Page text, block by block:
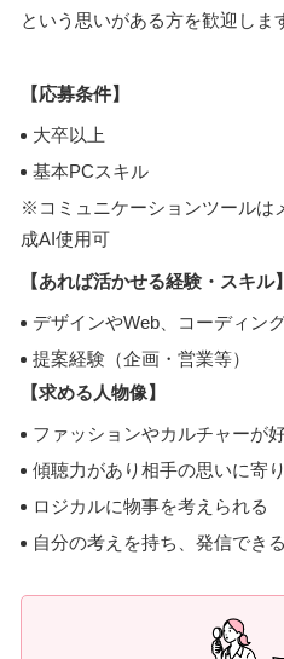
という思いがある方を歓迎しま
【応募条件】
大卒以上
基本PCスキル
※コミュニケーションツールは
成AI使用可
【あれば活かせる経験・スキル】
デザインやWeb、コーディン
提案経験（企画・営業等）
【求める人物像】
ファッションやカルチャーが
傾聴力があり相手の思いに寄
ロジカルに物事を考えられる
自分の考えを持ち、発信できる